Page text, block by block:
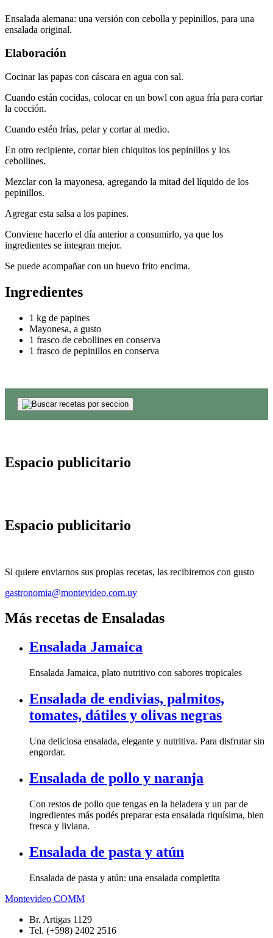
Ensalada alemana: una versión con cebolla y pepinillos, para una
ensalada original.
Elaboración
Cocinar las papas con cáscara en agua con sal.
Cuando están cocidas, colocar en un bowl con agua fría para cortar
la cocción.
Cuando estén frías, pelar y cortar al medio.
En otro recipiente, cortar bien chiquitos los pepinillos y los
cebollines.
Mezclar con la mayonesa, agregando la mitad del líquido de los
pepinillos.
Agregar esta salsa a los papines.
Conviene hacerlo el día anterior a consumirlo, ya que los
ingredientes se integran mejor.
Se puede acompañar con un huevo frito encima.
Ingredientes
1 kg de papines
Mayonesa, a gusto
1 frasco de cebollines en conserva
1 frasco de pepinillos en conserva
Espacio publicitario
Espacio publicitario
Si quiere enviarnos sus propias recetas, las recibiremos con gusto
gastronomia@montevideo.com.uy
Más recetas de Ensaladas
Ensalada Jamaica
Ensalada Jamaica, plato nutritivo con sabores tropicales
Ensalada de endivias, palmitos,
tomates, dátiles y olivas negras
Una deliciosa ensalada, elegante y nutritiva. Para disfrutar sin
engordar.
Ensalada de pollo y naranja
Con restos de pollo que tengas en la heladera y un par de
ingredientes más podés preparar esta ensalada riquísima, bien
fresca y liviana.
Ensalada de pasta y atún
Ensalada de pasta y atún: una ensalada completita
Montevideo COMM
Br. Artigas 1129
Tel. (+598) 2402 2516